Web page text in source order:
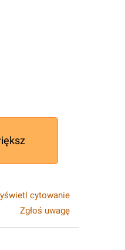
cytowanie
Zgłoś uwagę